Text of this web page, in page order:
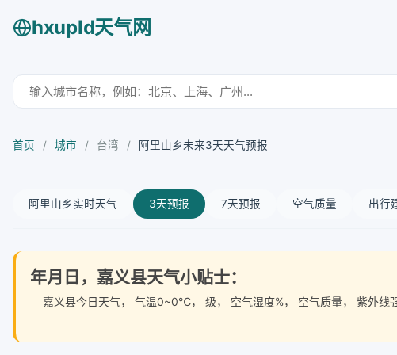
hxupld天气网
首页 / 城市 / 台湾 / 阿里山乡未来3天天气预报
阿里山乡实时天气 3天预报 7天预报 空气质量 出行
年月日，嘉义县天气小贴士：
嘉义县今日天气， 气温0~0℃， 级， 空气湿度%， 空气质量， 紫外线